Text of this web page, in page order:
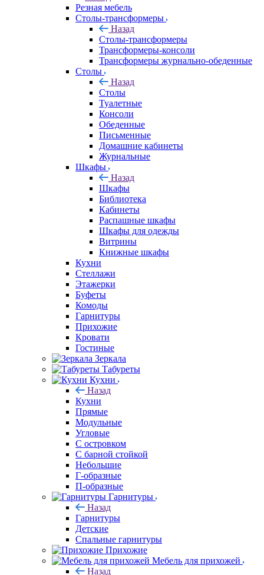
Резная мебель
Столы-трансформеры
Назад
Столы-трансформеры
Трансформеры-консоли
Трансформеры журнально-обеденные
Столы
Назад
Столы
Туалетные
Консоли
Обеденные
Письменные
Домашние кабинеты
Журнальные
Шкафы
Назад
Шкафы
Библиотека
Кабинеты
Распашные шкафы
Шкафы для одежды
Витрины
Книжные шкафы
Кухни
Стеллажи
Этажерки
Буфеты
Комоды
Гарнитуры
Прихожие
Кровати
Гостиные
Зеркала
Табуреты
Кухни
Назад
Кухни
Прямые
Модульные
Угловые
С островком
С барной стойкой
Небольшие
Г-образные
П-образные
Гарнитуры
Назад
Гарнитуры
Детские
Спальные гарнитуры
Прихожие
Мебель для прихожей
Назад